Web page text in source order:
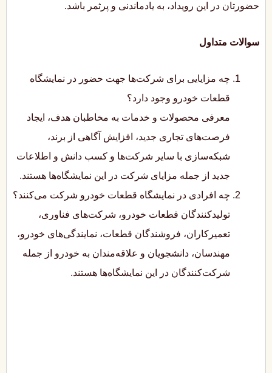
حضورتان در این رویداد، به یادماندنی و پرثمر باشد.
سوالات متداول
چه مزایایی برای شرکت‌ها جهت حضور در نمایشگاه‌
قطعات خودرو وجود دارد؟
معرفی محصولات و خدمات به مخاطبان هدف، ایجاد
فرصت‌های تجاری جدید، افزایش آگاهی از برند،
شبکه‌سازی با سایر شرکت‌ها و کسب دانش و اطلاعات
جدید از جمله مزایای شرکت در این نمایشگاه‌ها هستند.
چه افرادی در نمایشگاه قطعات خودرو شرکت می‌کنند؟
تولیدکنندگان قطعات خودرو، شرکت‌های فناوری،
تعمیرکاران، فروشندگان قطعات، نمایندگی‌های خودرو،
مهندسان، دانشجویان و علاقه‌مندان به خودرو از جمله
شرکت‌کنندگان در این نمایشگاه‌ها هستند.